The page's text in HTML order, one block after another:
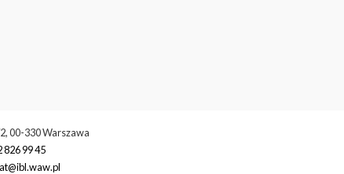
00-330 Warszawa
826 99 45